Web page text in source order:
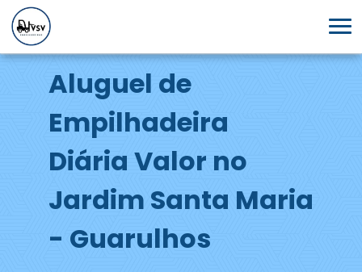
Aluguel de
Empilhadeira
Diária Valor no
Jardim Santa Maria
- Guarulhos